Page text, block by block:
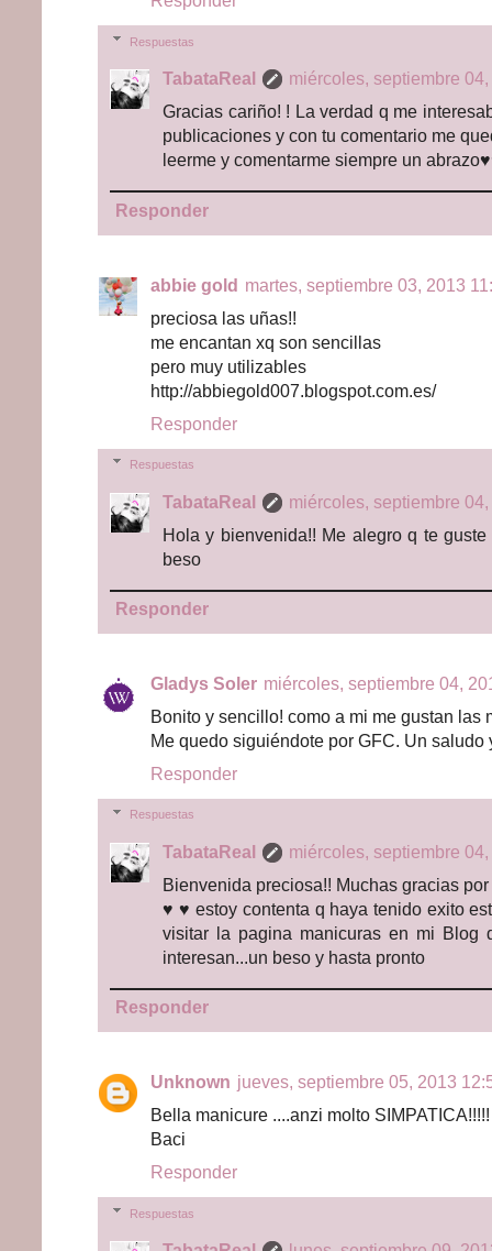
Respuestas
TabataReal
miércoles, septiembre
Gracias cariño! ! La verdad q me
publicaciones y con tu comentario me
leerme y comentarme siempre un
Responder
abbie gold martes, septiembre 03, 2013
preciosa las uñas!!
me encantan xq son sencillas
pero muy utilizables
http://abbiegold007.blogspot.com.es/
Responder
Respuestas
TabataReal
miércoles, septiembre
Hola y bienvenida!! Me alegro q te
beso
Responder
Gladys Soler miércoles, septiembre 04,
Bonito y sencillo! como a mi me gustan las
Me quedo siguiéndote por GFC. Un saludo
Responder
Respuestas
TabataReal
miércoles, septiembre
Bienvenida preciosa!! Muchas gracias
♥ ♥ estoy contenta q haya tenido exito
visitar la pagina manicuras en mi Blog
interesan...un beso y hasta pronto
Responder
Unknown jueves, septiembre 05, 2013
Bella manicure ....anzi molto SIMPATICA!!!!!
Baci
Responder
Respuestas